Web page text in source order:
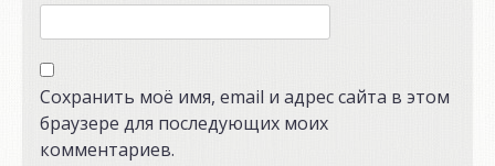
Сохранить моё имя, email и адрес сайта в этом
браузере для последующих моих
комментариев.